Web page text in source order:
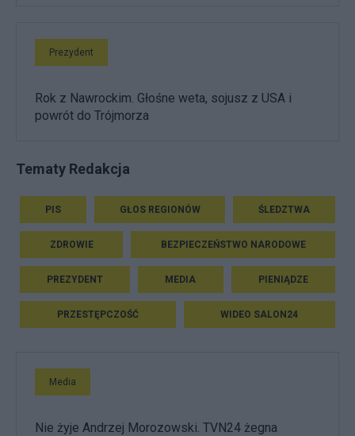
Prezydent
Rok z Nawrockim. Głośne weta, sojusz z USA i
powrót do Trójmorza
Tematy Redakcja
PIS GŁOS REGIONÓW ŚLEDZTWA
ZDROWIE BEZPIECZEŃSTWO NARODOWE
PREZYDENT MEDIA PIENIĄDZE
PRZESTĘPCZOŚĆ WIDEO SALON24
Media
Nie żyje Andrzej Morozowski. TVN24 żegna